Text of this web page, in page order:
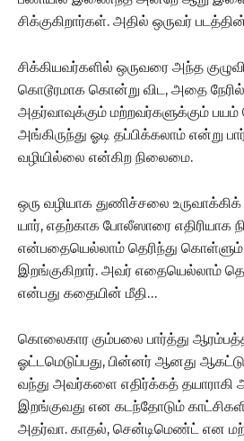
சிக்குகிறார்கள். அதில் ஒருவர்
சிக்கியவர்களில் ஒருவரை அந்த
கொடூரமாக கொன்று விட, அதை நேரில்
அதர்வாவுக்கும் மற்றவர்களுக்கும் பயம்
அங்கிருந்து ஓடி தப்பிக்கலாம் என்று
வழியில்லை என்கிற நிலைமை.
ஒரு வழியாக துணிச்சலை
யார், எதற்காக போலீஸாரை எதிரியாக
என்பதையெல்லாம் தெரிந்து கொள்ளும்
இறங்குகிறார். அவர் எதையெல்லாம்
என்பது கதையின் மீதி…
கொலைகார கும்பலை பார்த்து
ஓட்டமெடுப்பது, பின்னர் ஆனது
வந்து அவர்களை எதிர்க்கத் தயாராகி
இறங்குவது என கடந்தோடும்
அதர்வா. காதல், சென்டிமெண்ட் என